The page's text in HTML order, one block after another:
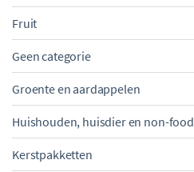
Fruit
Geen categorie
Groente en aardappelen
Huishouden, huisdier en non-food
Kerstpakketten